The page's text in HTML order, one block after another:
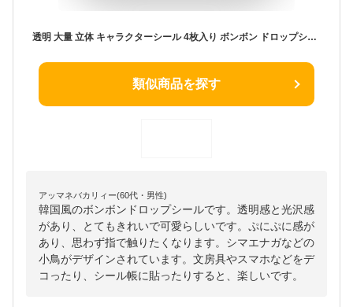
透明 大量 立体 キャラクターシール 4枚入り ボンボン ドロップシール キャラクターシール シール ボンボンシール 3D立体シール ご褒美シール ぷくぷくシール 韓国 ぷくぷく ぷにぷに 女の子 男の子 シール帳 交換
類似商品を探す
アッマネバカリィー(60代・男性)
韓国風のボンボンドロップシールです。透明感と光沢感
があり、とてもきれいで可愛らしいです。ぷにぷに感が
あり、思わず指で触りたくなります。シマエナガなどの
小鳥がデザインされています。文房具やスマホなどをデ
コったり、シール帳に貼ったりすると、楽しいです。